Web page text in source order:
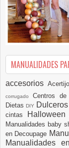
MANUALIDADES
accesorios
corrugadoCentros
DietasDIY
cintas
Halloween
Manualidades baby
en Decoupage
Manualidades